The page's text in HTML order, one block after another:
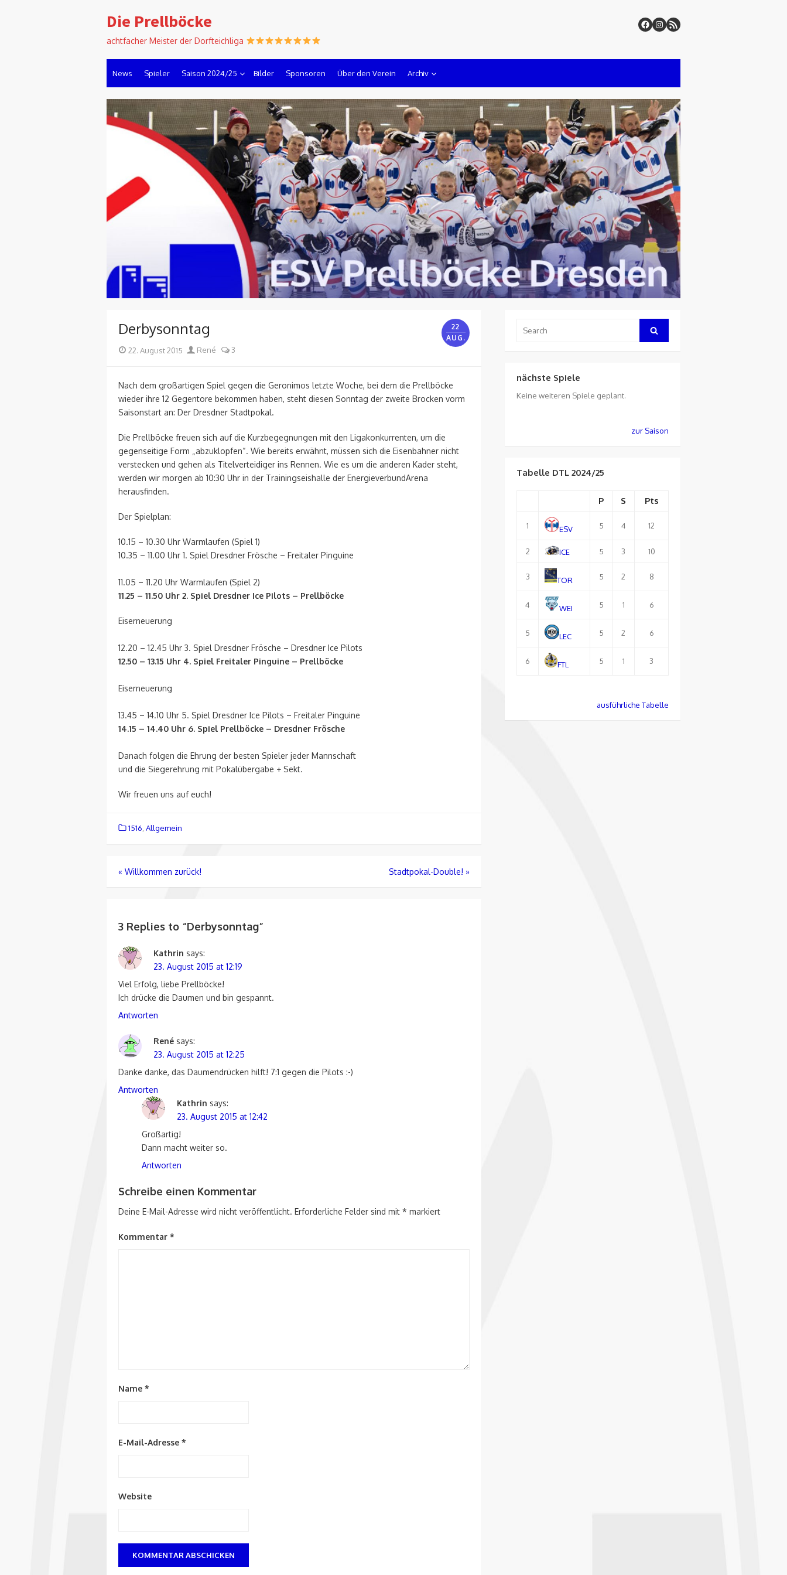
to
Die Prellböcke
achtfacher Meister der Dorfteichliga
News Spieler Saison 2024/25 Bilder Sponsoren Über den Verein Archiv
Derbysonntag
22
AUG.
Posted
22. August 2015 Author
René 3
Nach dem großartigen Spiel gegen die Geronimos letzte Woche, bei dem die Prellböcke
wieder ihre 12 Gegentore bekommen haben, steht diesen Sonntag der zweite Brocken vorm
Saisonstart an: Der Dresdner Stadtpokal.
Die Prellböcke freuen sich auf die Kurzbegegnungen mit den Ligakonkurrenten, um die
gegenseitige Form „abzuklopfen“. Wie bereits erwähnt, müssen sich die Eisenbahner nicht
verstecken und gehen als Titelverteidiger ins Rennen. Wie es um die anderen Kader steht,
werden wir morgen ab 10:30 Uhr in der Trainingseishalle der EnergieverbundArena
herausfinden.
Der Spielplan:
10.15 – 10.30 Uhr Warmlaufen (Spiel 1)
10.35 – 11.00 Uhr 1. Spiel Dresdner Frösche – Freitaler Pinguine
11.05 – 11.20 Uhr Warmlaufen (Spiel 2)
11.25 – 11.50 Uhr 2. Spiel Dresdner Ice Pilots – Prellböcke
Eiserneuerung
12.20 – 12.45 Uhr 3. Spiel Dresdner Frösche – Dresdner Ice Pilots
12.50 – 13.15 Uhr 4. Spiel Freitaler Pinguine – Prellböcke
Eiserneuerung
13.45 – 14.10 Uhr 5. Spiel Dresdner Ice Pilots – Freitaler Pinguine
14.15 – 14.40 Uhr 6. Spiel Prellböcke – Dresdner Frösche
Danach folgen die Ehrung der besten Spieler jeder Mannschaft
und die Siegerehrung mit Pokalübergabe + Sekt.
Wir freuen uns auf euch!
1516 Allgemein
Beitragsnavigation
« Willkommen zurück! Stadtpokal-Double! »
3 Replies to “Derbysonntag”
Kathrin says:
23. August 2015 at 12:19
Viel Erfolg, liebe Prellböcke!
Ich drücke die Daumen und bin gespannt.
Antworten
René says:
23. August 2015 at 12:25
Danke danke, das Daumendrücken hilft! 7:1 gegen die Pilots :-)
Antworten
Kathrin says:
23. August 2015 at 12:42
Großartig!
Dann macht weiter so.
Antworten
Schreibe einen Kommentar
Deine E-Mail-Adresse wird nicht veröffentlicht. Erforderliche Felder sind mit * markiert
Kommentar *
Name *
E-Mail-Adresse *
Website
for:
Search
nächste Spiele
Keine weiteren Spiele geplant.
zur Saison
Tabelle DTL 2024/25
P S Pts
1 ESV 5 4 12
2 ICE 5 3 10
3 TOR 5 2 8
4 WEI 5 1 6
5 LEC 5 2 6
6 FTL 5 1 3
ausführliche Tabelle